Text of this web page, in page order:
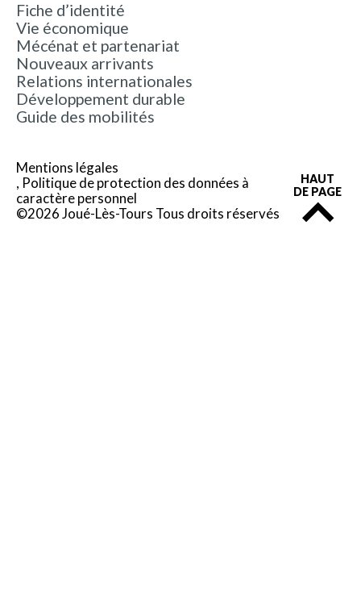
Fiche d’identité
Vie économique
Mécénat et partenariat
Nouveaux arrivants
Relations internationales
Développement durable
Guide des mobilités
Mentions légales
Politique de protection des données à
caractère personnel
©2026 Joué-Lès-Tours Tous droits réservés
HAUT
DE PAGE